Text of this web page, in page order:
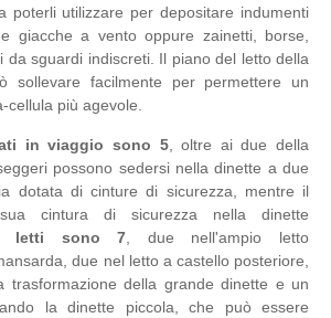
poterli utilizzare per depositare indumenti
giacche a vento oppure zainetti, borse,
da sguardi indiscreti. Il piano del letto della
sollevare facilmente per permettere un
cellula più agevole.
in viaggio sono 5, oltre ai due della
possono sedersi nella dinette a due
dotata di cinture di sicurezza, mentre il
cintura di sicurezza nella dinette
letti sono 7, due nell'ampio letto
due nel letto a castello posteriore,
trasformazione della grande dinette e un
la dinette piccola, che può essere